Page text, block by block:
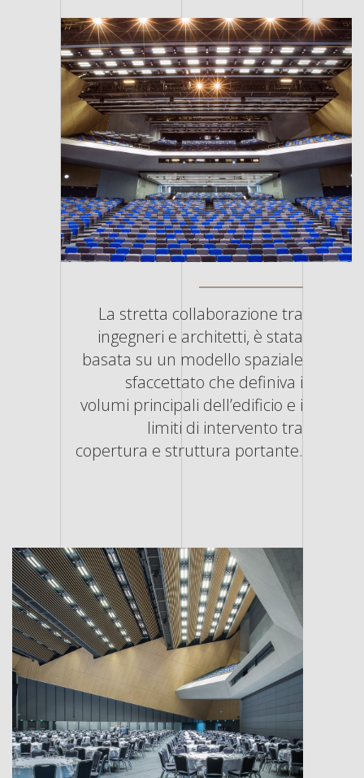
La stretta collaborazione tra
ingegneri e architetti, è stata
basata su un modello spaziale
sfaccettato che definiva i
volumi principali dell’edificio e i
limiti di intervento tra
copertura e struttura portante.